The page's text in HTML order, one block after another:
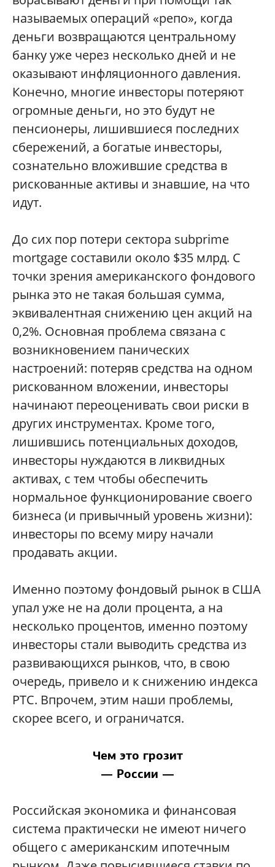
называемых операций «репо», когда
деньги возвращаются центральному
банку уже через несколько дней и не
оказывают инфляционного давления.
Конечно, многие инвесторы потеряют
огромные деньги, но это будут не
пенсионеры, лишившиеся последних
сбережений, а богатые инвесторы,
сознательно вложившие средства в
рискованные активы и знавшие, на что
идут.
До сих пор потери сектора subprime
mortgage составили около $35 млрд. С
точки зрения американского фондового
рынка это не такая большая сумма,
эквивалентная снижению цен акций на
0,2%. Основная проблема связана с
возникновением панических
настроений: потеряв средства на одном
рискованном вложении, инвесторы
начинают переоценивать свои риски в
других инструментах. Кроме того,
лишившись потенциальных доходов,
инвесторы нуждаются в ликвидных
активах, с тем чтобы обеспечить
нормальное функционирование своего
бизнеса (и привычный уровень жизни):
инвесторы по всему миру начали
продавать акции.
Именно поэтому фондовый рынок в США
упал уже не на доли процента, а на
несколько процентов, именно поэтому
инвесторы стали выводить средства из
развивающихся рынков, что, в свою
очередь, привело и к снижению индекса
РТС. Впрочем, этим наши проблемы,
скорее всего, и ограничатся.
Чем это грозит
— России —
Российская экономика и финансовая
система практически не имеют ничего
общего с американским ипотечным